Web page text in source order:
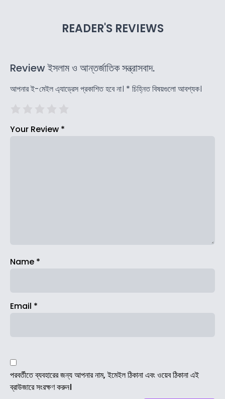
READER'S REVIEWS
Review ইসলাম ও আন্তর্জাতিক সন্ত্রাসবাদ.
আপনার ই-মেইল এ্যাড্রেস প্রকাশিত হবে না। * চিহ্নিত বিষয়গুলো আবশ্যক।
Your Review *
Name *
Email *
পরবর্তীতে ব্যবহারের জন্য আপনার নাম, ইমেইল ঠিকানা এবং ওয়েব ঠিকানা এই
ব্রাউজারে সংরক্ষণ করুন।